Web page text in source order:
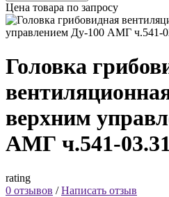
Цена товара по запросу
Головка
верхним
АМГ ч.541-
rating
0 отзывов /Написать отзыв